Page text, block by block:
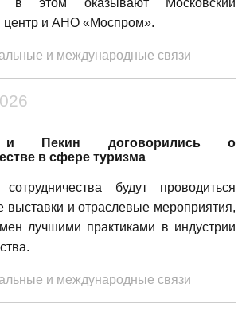
в этом оказывают Московский
центр и АНО «Моспром».
и международные связи
и Пекин договорились о
в сфере туризма
будут проводиться
выставки и отраслевые мероприятия,
лучшими практиками в индустрии
и международные связи